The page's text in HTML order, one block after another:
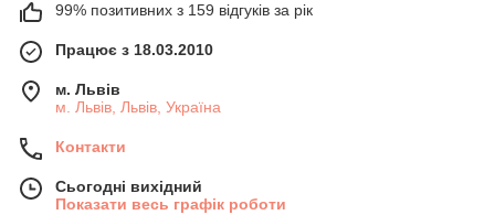
99% позитивних з 159 відгуків за рік
Працює з 18.03.2010
м. Львів
м. Львів, Львів, Україна
Контакти
Сьогодні вихідний
Показати весь графік роботи